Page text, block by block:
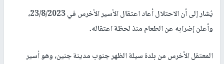
يُشار إلى أن الاحتلال أعاد اعتقال الأسير الأخرس في 23/8/2023،
وأعلن إضرابه عن الطعام منذ لحظة اعتقاله.
المعتقل الأخرس من بلدة سيلة الظهر جنوب مدينة جنين، وهو أسير